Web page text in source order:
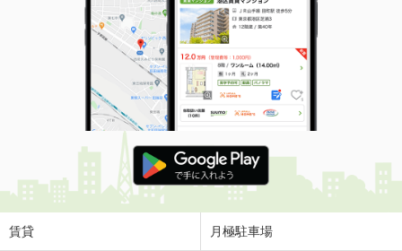
賃貸 月極駐車場